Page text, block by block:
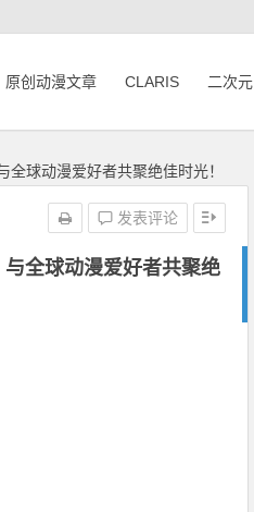
原创动漫文章 CLARIS 二次元
球动漫爱好者共聚绝佳时光！
全球动漫爱好者共聚绝
发表评论